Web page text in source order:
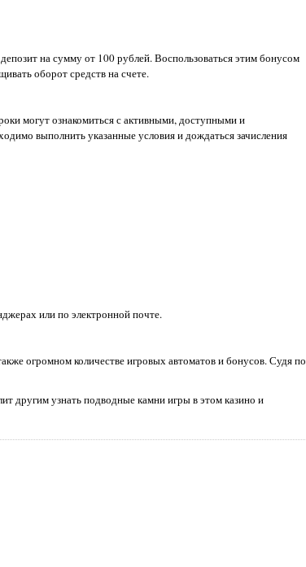
на сумму от 100 рублей. Воспользоваться этим бонусом
оборот средств на счете.
могут ознакомиться с активными, доступными и
выполнить указанные условия и дождаться зачисления
или по электронной почте.
огромном количестве игровых автоматов и бонусов. Судя по
другим узнать подводные камни игры в этом казино и